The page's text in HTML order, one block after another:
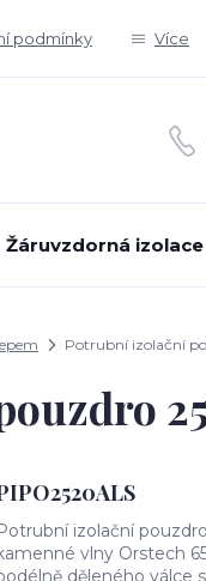
podmínky Více
Žáruvzdorná izolace
Potrubní izolační
izolační
vlny Orstech
děleného